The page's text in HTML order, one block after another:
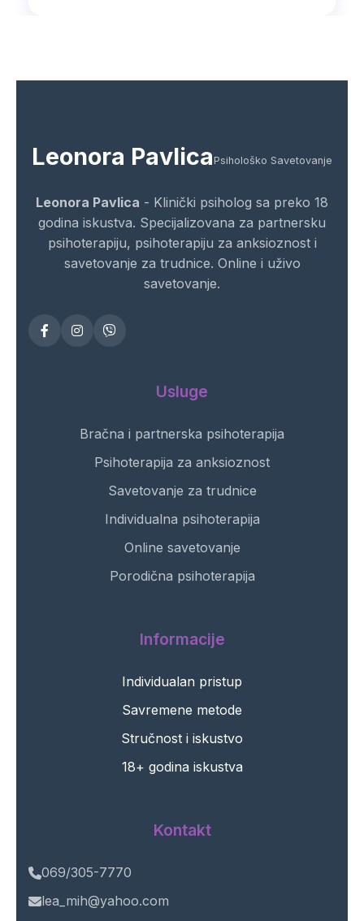
Leonora Pavlica Psihološko Savetovanje
Leonora Pavlica - Klinički psiholog sa preko 18
godina iskustva. Specijalizovana za partnersku
psihoterapiju, psihoterapiju za anksioznost i
savetovanje za trudnice. Online i uživo
savetovanje.
Usluge
Bračna i partnerska psihoterapija
Psihoterapija za anksioznost
Savetovanje za trudnice
Individualna psihoterapija
Online savetovanje
Porodična psihoterapija
Informacije
Individualan pristup
Savremene metode
Stručnost i iskustvo
18+ godina iskustva
Kontakt
069/305-7770
lea_mih@yahoo.com